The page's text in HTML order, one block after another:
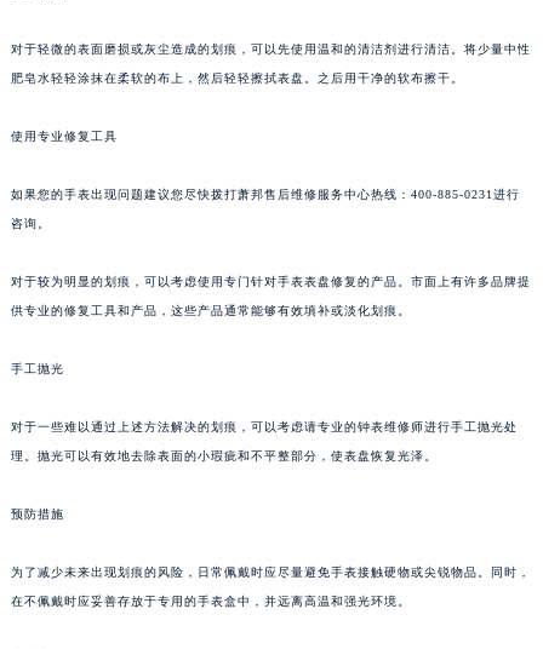
对于轻微的表面磨损或灰尘造成的划痕，可以先使用温和的清洁剂进行清洁。将少量中性
肥皂水轻轻涂抹在柔软的布上，然后轻轻擦拭表盘。之后用干净的软布擦干。
使用专业修复工具
如果您的手表出现问题建议您尽快拨打萧邦售后维修服务中心热线：400-885-0231进行
咨询。
对于较为明显的划痕，可以考虑使用专门针对手表表盘修复的产品。市面上有许多品牌提
供专业的修复工具和产品，这些产品通常能够有效填补或淡化划痕。
手工抛光
对于一些难以通过上述方法解决的划痕，可以考虑请专业的钟表维修师进行手工抛光处
理。抛光可以有效地去除表面的小瑕疵和不平整部分，使表盘恢复光泽。
预防措施
为了减少未来出现划痕的风险，日常佩戴时应尽量避免手表接触硬物或尖锐物品。同时，
在不佩戴时应妥善存放于专用的手表盒中，并远离高温和强光环境。